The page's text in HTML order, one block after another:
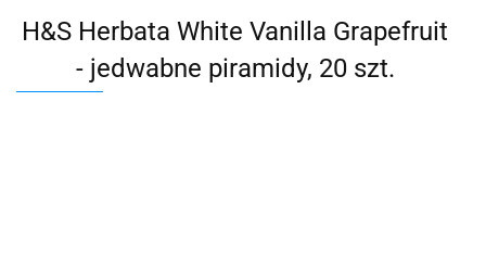
H&S Herbata White Vanilla Grapefruit
- jedwabne piramidy, 20 szt.